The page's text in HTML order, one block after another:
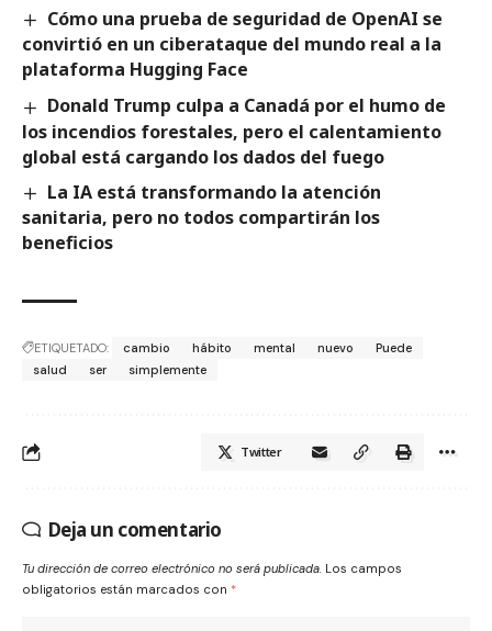
Cómo una prueba de seguridad de OpenAI se
convirtió en un ciberataque del mundo real a la
plataforma Hugging Face
Donald Trump culpa a Canadá por el humo de
los incendios forestales, pero el calentamiento
global está cargando los dados del fuego
La IA está transformando la atención
sanitaria, pero no todos compartirán los
beneficios
ETIQUETADO: cambio hábito mental nuevo
Puede
salud
ser simplemente
Twitter
Deja un comentario
Tu dirección de correo electrónico no será publicada. Los campos
obligatorios están marcados con *